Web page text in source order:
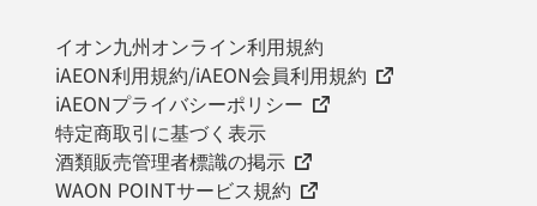
イオン九州オンライン利用規約
iAEON利用規約/iAEON会員利用規約
iAEONプライバシーポリシー
特定商取引に基づく表示
酒類販売管理者標識の掲示
WAON POINTサービス規約